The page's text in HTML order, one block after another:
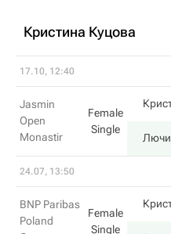
Кристина Куцова
17.10, 12:40
Jasmin
Open
Monastir
Female
Single
24.07, 13:50
BNP Paribas
Poland
Female
Single